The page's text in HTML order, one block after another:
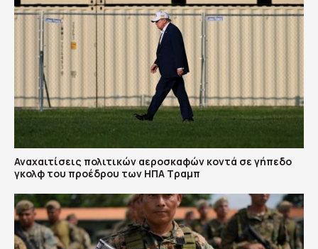
Αναχαιτίσεις πολιτικών αεροσκαφών κοντά σε γήπεδο
γκολφ του προέδρου των ΗΠΑ Τραμπ